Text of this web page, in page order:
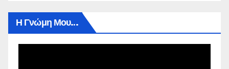
Η Γνώμη Μου…